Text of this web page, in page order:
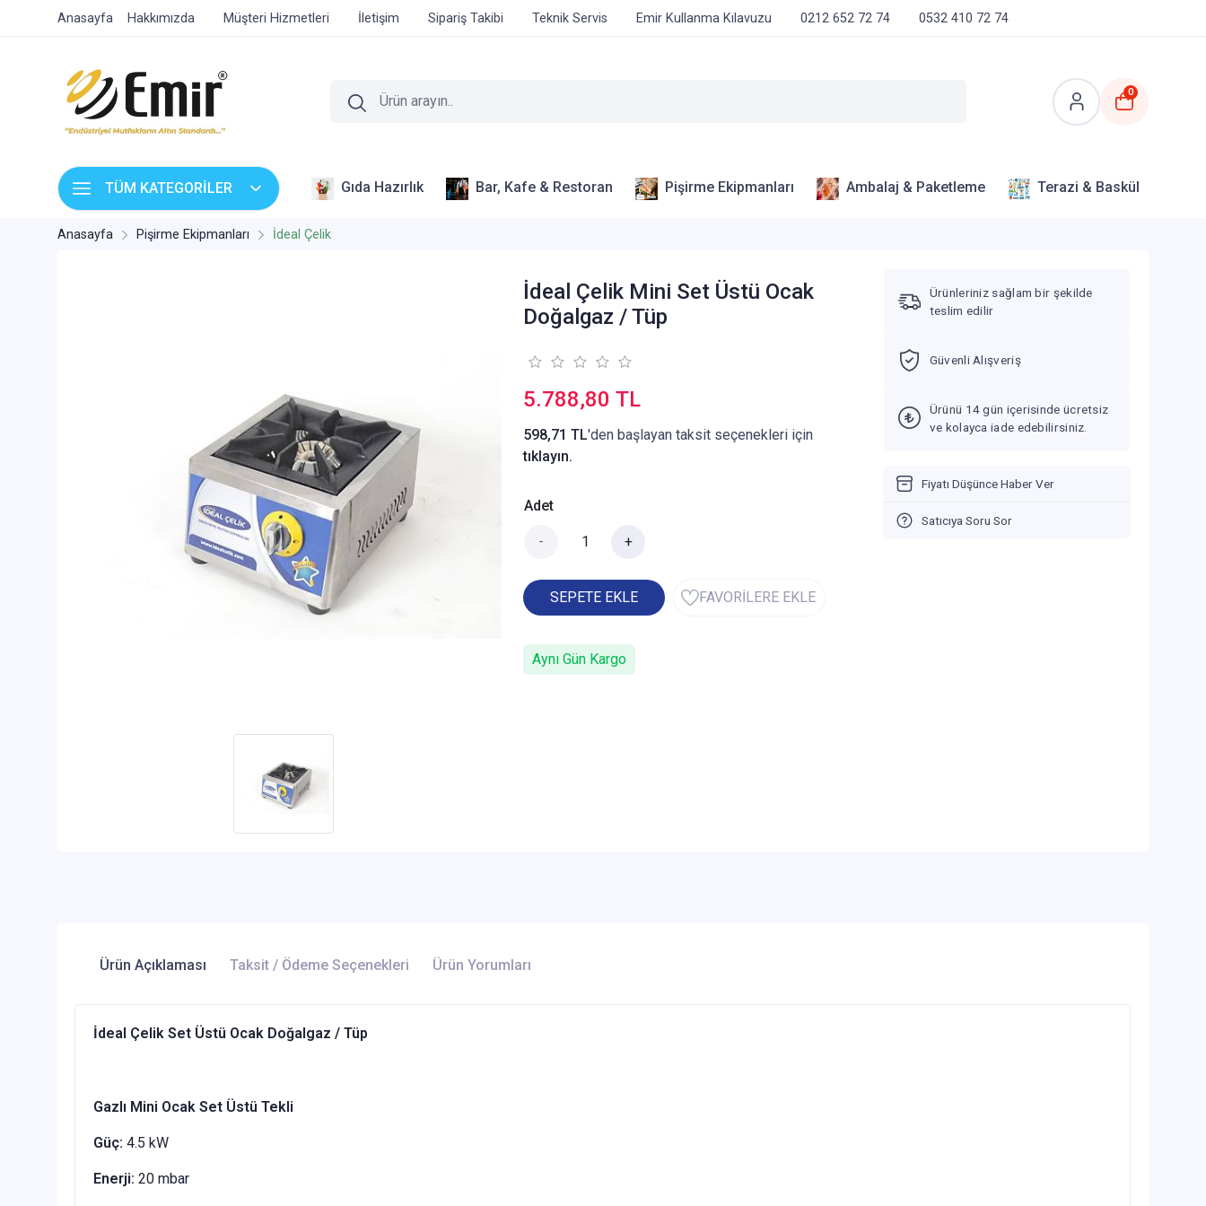
Anasayfa Hakkımızda Müşteri Hizmetleri İletişim Sipariş Takibi Teknik Servis Emir Kullanma Kılavuzu 0212 652 72 74 0532 410 72 74
0
TÜM KATEGORİLER Gıda Hazırlık Bar, Kafe & Restoran Pişirme Ekipmanları Ambalaj & Paketleme Terazi & Baskül
Anasayfa Pişirme Ekipmanları İdeal Çelik
İdeal Çelik Mini Set Üstü Ocak
Doğalgaz / Tüp
5.788,80 TL
598,71 TL'den başlayan taksit seçenekleri için
tıklayın.
Adet
- +
SEPETE EKLE FAVORİLERE EKLE
Aynı Gün Kargo
Ürünleriniz sağlam bir şekilde
teslim edilir
Güvenli Alışveriş
Ürünü 14 gün içerisinde ücretsiz
ve kolayca iade edebilirsiniz.
Fiyatı Düşünce Haber Ver
Satıcıya Soru Sor
Ürün Açıklaması Taksit / Ödeme Seçenekleri Ürün Yorumları
İdeal Çelik Set Üstü Ocak Doğalgaz / Tüp
Gazlı Mini Ocak Set Üstü Tekli
Güç: 4.5 kW
Enerji: 20 mbar